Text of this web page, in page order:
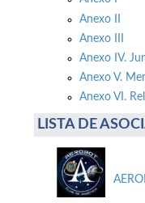
Anexo II
Anexo III
Anexo IV.
Anexo V.
Anexo VI.
LISTA DE